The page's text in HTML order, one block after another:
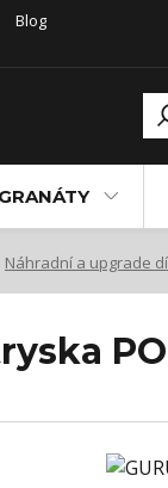
Blog
GRANÁTY
Náhradní a upgrade